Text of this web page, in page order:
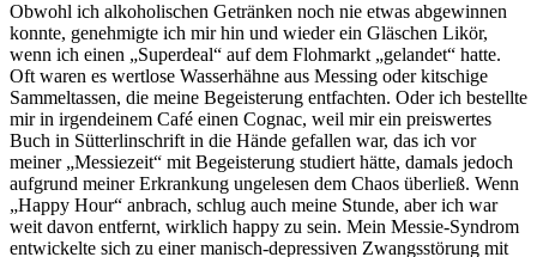
Obwohl ich alkoholischen Getränken noch nie etwas abgewinnen
konnte, genehmigte ich mir hin und wieder ein Gläschen Likör,
wenn ich einen „Superdeal“ auf dem Flohmarkt „gelandet“ hatte.
Oft waren es wertlose Wasserhähne aus Messing oder kitschige
Sammeltassen, die meine Begeisterung entfachten. Oder ich bestellte
mir in irgendeinem Café einen Cognac, weil mir ein preiswertes
Buch in Sütterlinschrift in die Hände gefallen war, das ich vor
meiner „Messiezeit“ mit Begeisterung studiert hätte, damals jedoch
aufgrund meiner Erkrankung ungelesen dem Chaos überließ. Wenn
„Happy Hour“ anbrach, schlug auch meine Stunde, aber ich war
weit davon entfernt, wirklich happy zu sein. Mein Messie-Syndrom
entwickelte sich zu einer manisch-depressiven Zwangsstörung mit